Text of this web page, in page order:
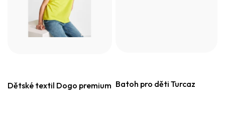
Dětské textil Dogo premium Batoh pro děti Turcaz